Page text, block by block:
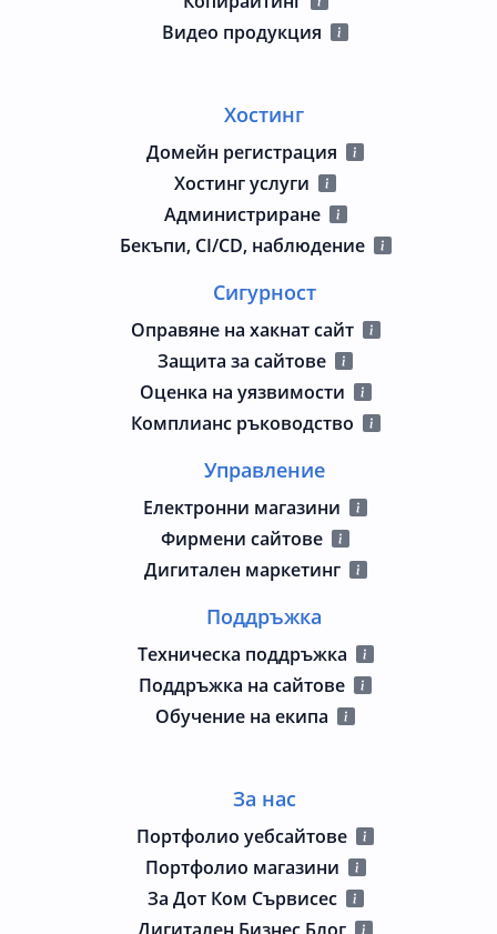
Видео продукция
Хостинг
Домейн регистрация
Хостинг услуги
Администриране
Бекъпи, CI/CD, наблюдение
Сигурност
Оправяне на хакнат сайт
Защита за сайтове
Оценка на уязвимости
Комплианс ръководство
Управление
Електронни магазини
Фирмени сайтове
Дигитален маркетинг
Поддръжка
Техническа поддръжка
Поддръжка на сайтове
Обучение на екипа
За нас
Портфолио уебсайтове
Портфолио магазини
За Дот Ком Сървисес